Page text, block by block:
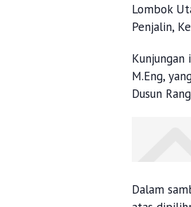
Lombok
Penjalin,
M.Eng,
Dusun
Dalam